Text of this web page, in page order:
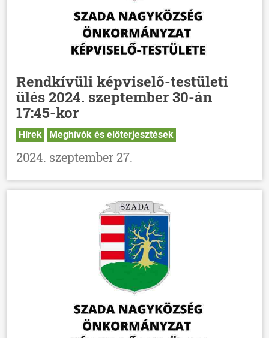
Rendkívüli képviselő-testületi
ülés 2024. szeptember 30-án
17:45-kor
Hírek Meghívók és előterjesztések
2024. szeptember 27.